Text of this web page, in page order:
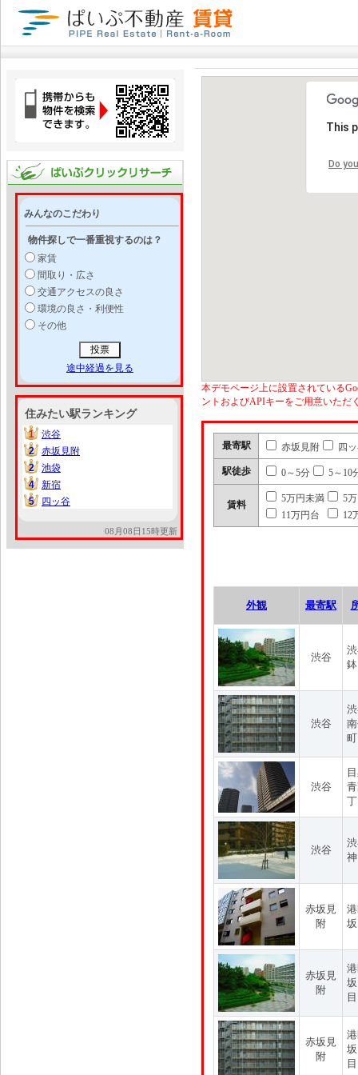
みんなのこだわり
物件探しで一番重視するのは？
家賃
間取り・広さ
交通アクセスの良さ
環境の良さ・利便性
その他
途中経過を見る
住みたい駅ランキング
1
1
渋谷
2
2
赤坂見附
2
2
池袋
4
4
新宿
5
5 四ッ谷
08月08日15時更新
This
Do
本デモページ上に設置されている
ントおよびAPIキーをご用意いただ
最寄駅 赤坂見附 四
駅徒歩 0～5分 5～10
賃料
5万円未満
5
11万円台
12
外観 最寄駅
渋谷
渋谷
渋谷
渋谷
赤坂見
附
赤坂見
附
目
赤坂見
附
目